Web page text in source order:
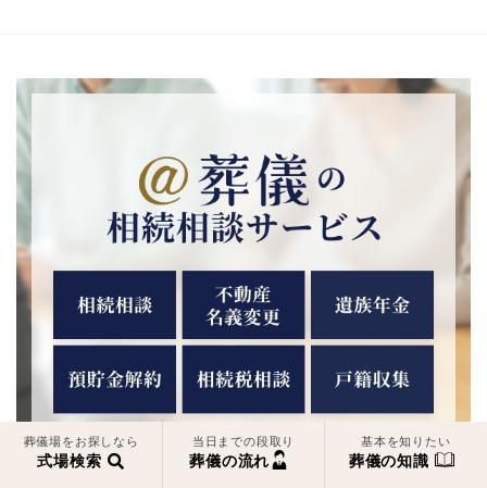
葬儀場をお探しなら
式場検索
当日までの段取り
葬儀の流れ
基本を知りたい
葬儀の知識